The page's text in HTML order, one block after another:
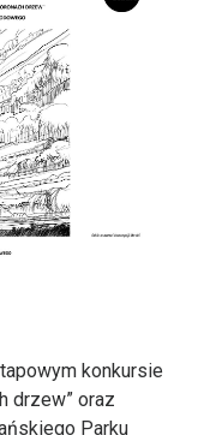
konkursie
drzew” oraz
Parku